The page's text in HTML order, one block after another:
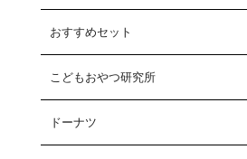
おすすめセット
こどもおやつ研究所
ドーナツ